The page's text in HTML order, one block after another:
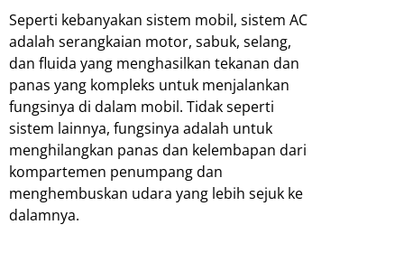
Seperti kebanyakan sistem mobil, sistem AC
adalah serangkaian motor, sabuk, selang,
dan fluida yang menghasilkan tekanan dan
panas yang kompleks untuk menjalankan
fungsinya di dalam mobil. Tidak seperti
sistem lainnya, fungsinya adalah untuk
menghilangkan panas dan kelembapan dari
kompartemen penumpang dan
menghembuskan udara yang lebih sejuk ke
dalamnya.